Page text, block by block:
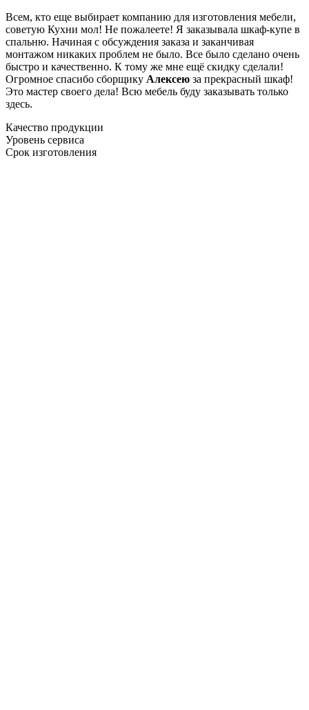
Всем, кто еще выбирает компанию для изготовления мебели,
советую Кухни мол! Не пожалеете! Я заказывала шкаф-купе в
спальню. Начиная с обсуждения заказа и заканчивая
монтажом никаких проблем не было. Все было сделано очень
быстро и качественно. К тому же мне ещё скидку сделали!
Огромное спасибо сборщику Алексею за прекрасный шкаф!
Это мастер своего дела! Всю мебель буду заказывать только
здесь.
Качество продукции
Уровень сервиса
Срок изготовления